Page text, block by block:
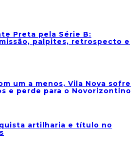
Preta pela Série B:
palpites, retrospecto e
um a menos, Vila Nova sofre
e perde para o Novorizontino
artilharia e título no